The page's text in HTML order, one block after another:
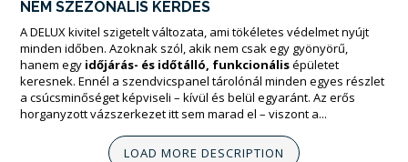
NEM SZEZONÁLIS KÉRDÉS
A DELUX kivitel szigetelt változata, ami tökéletes védelmet nyújt
minden időben. Azoknak szól, akik nem csak egy gyönyörű,
hanem egy időjárás- és időtálló, funkcionálisépületet
keresnek. Ennél a szendvicspanel tárolónál minden egyes részlet
a csúcsminőséget képviseli – kívül és belül egyaránt. Az erős
horganyzott vázszerkezet itt sem marad el – viszont a...
LOAD MORE DESCRIPTION